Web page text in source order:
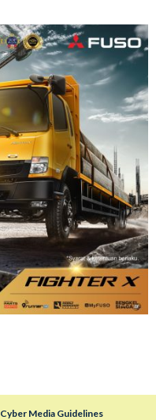
Cyber Media Guidelines